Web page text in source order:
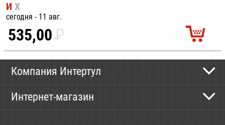
И Х
сегодня - 11 авг.
535,00P
УБ.
Компания Интертул
Новости
Интернет-магазин